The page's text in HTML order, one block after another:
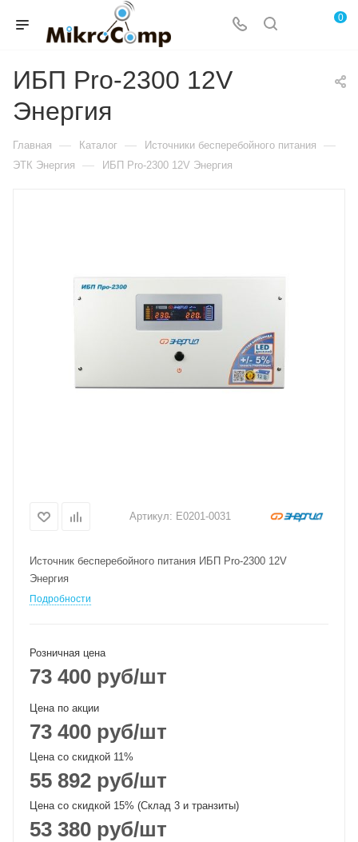
0
ИБП Pro-2300 12V
Энергия
Главная — Каталог — Источники бесперебойного питания —
ЭТК Энергия — ИБП Pro-2300 12V Энергия
Артикул: Е0201-0031
Источник бесперебойного питания ИБП Pro-2300 12V
Энергия
Подробности
Розничная цена
73 400 руб/шт
Цена по акции
73 400 руб/шт
Цена со скидкой 11%
55 892 руб/шт
Цена со скидкой 15% (Склад 3 и транзиты)
53 380 руб/шт